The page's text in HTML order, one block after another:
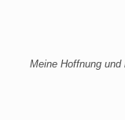
Meine Hoffnung